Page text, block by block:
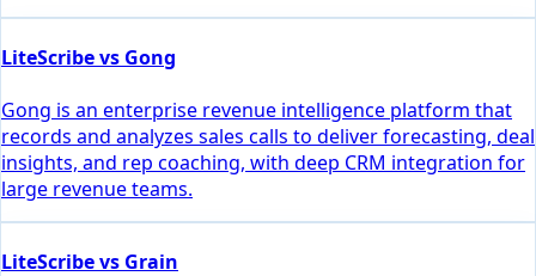
LiteScribe vs Gong
Gong is an enterprise revenue intelligence platform that
records and analyzes sales calls to deliver forecasting, deal
insights, and rep coaching, with deep CRM integration for
large revenue teams.
LiteScribe vs Grain